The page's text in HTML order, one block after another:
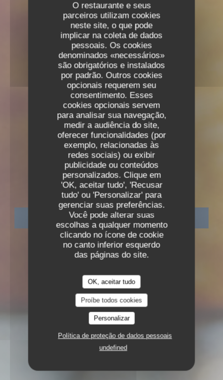
O restaurante e seus
parceiros utilizam cookies
neste site, o que pode
implicar na coleta de dados
pessoais. Os cookies
denominados «necessários»
são obrigatórios e instalados
por padrão. Outros cookies
opcionais requerem seu
consentimento. Esses
cookies opcionais servem
para analisar sua navegação,
medir a audiência do site,
oferecer funcionalidades (por
exemplo, relacionadas às
redes sociais) ou exibir
publicidade ou conteúdos
personalizados. Clique em
'OK, aceitar tudo', 'Recusar
tudo' ou 'Personalizar' para
gerenciar suas preferências.
Você pode alterar suas
escolhas a qualquer momento
clicando no ícone de cookie
no canto inferior esquerdo
das páginas do site.
OK, aceitar tudo
Proíbe todos cookies
Personalizar
Política de proteção de dados pessoais
undefined
• LYON
Odília Restaurant
RESERVAR UMA MESA
ODÍLIA RESTAURANT